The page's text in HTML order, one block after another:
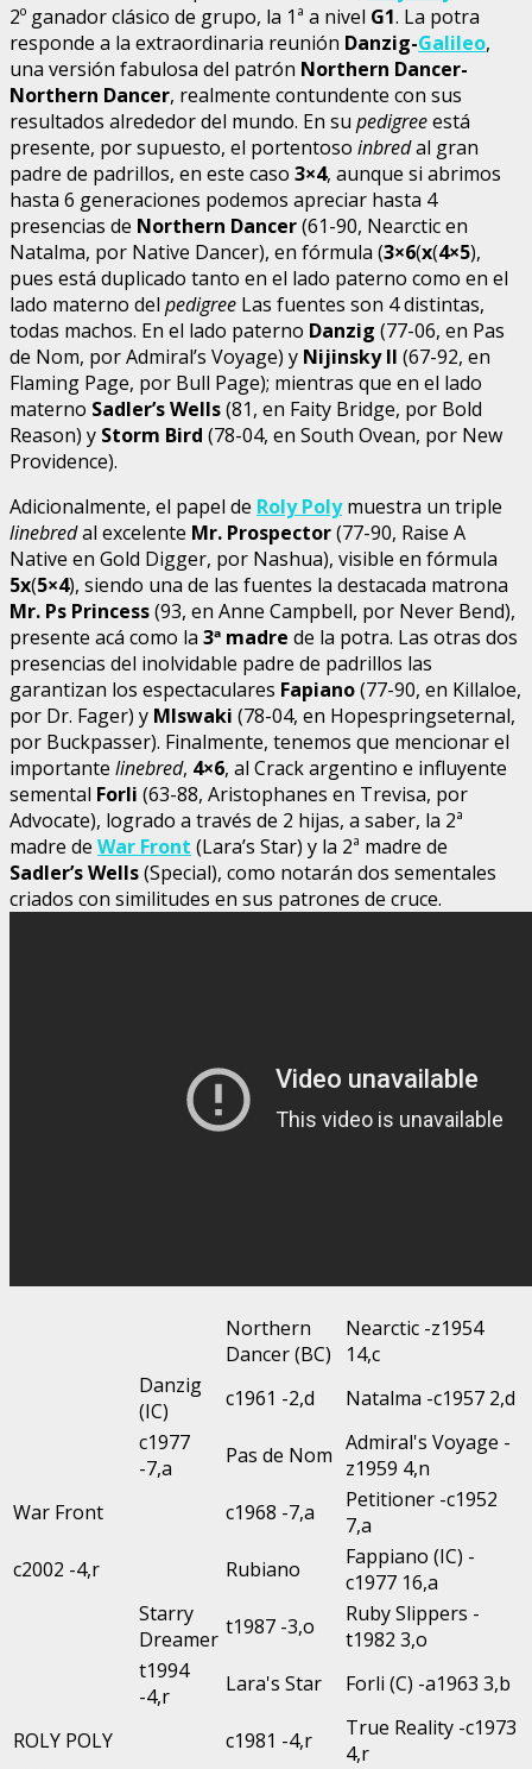
2º ganador clásico de grupo, la 1ª a nivel G1. La potra
responde a la extraordinaria reunión Danzig-Galileo,
una versión fabulosa del patrón Northern Dancer-
Northern Dancer, realmente contundente con sus
resultados alrededor del mundo. En su pedigreeestá
presente, por supuesto, el portentoso inbredal gran
padre de padrillos, en este caso 3×4, aunque si abrimos
hasta 6 generaciones podemos apreciar hasta 4
presencias de Northern Dancer(61-90, Nearctic en
Natalma, por Native Dancer), en fórmula (3×6(x(4×5),
pues está duplicado tanto en el lado paterno como en el
lado materno del pedigree Las fuentes son 4 distintas,
todas machos. En el lado paterno Danzig (77-06, en Pas
de Nom, por Admiral’s Voyage) y Nijinsky II (67-92, en
Flaming Page, por Bull Page); mientras que en el lado
materno Sadler’s Wells(81, en Faity Bridge, por Bold
Reason) y Storm Bird (78-04, en South Ovean, por New
Providence).
Adicionalmente, el papel de Roly Polymuestra un triple
linebredal excelente Mr. Prospector(77-90, Raise A
Native en Gold Digger, por Nashua), visible en fórmula
5x(5×4), siendo una de las fuentes la destacada matrona
Mr. Ps Princess(93, en Anne Campbell, por Never Bend),
presente acá como la 3ª madre de la potra. Las otras dos
presencias del inolvidable padre de padrillos las
garantizan los espectaculares Fapiano(77-90, en Killaloe,
por Dr. Fager) y MIswaki (78-04, en Hopespringseternal,
por Buckpasser). Finalmente, tenemos que mencionar el
importante linebred, 4×6, al Crack argentino e influyente
semental Forli (63-88, Aristophanes en Trevisa, por
Advocate), logrado a través de 2 hijas, a saber, la 2ª
madre de War Front (Lara’s Star) y la 2ª madre de
Sadler’s Wells(Special), como notarán dos sementales
criados con similitudes en sus patrones de cruce.
Northern
Dancer (BC)
Nearctic -z1954
14,c
Danzig
(IC)
c1961 -2,d
Natalma -c1957 2,d
c1977
-7,a
Pas de Nom Admiral's Voyage -
z1959 4,n
War Front
c1968 -7,a
Petitioner -c1952
7,a
c2002 -4,r
Rubiano
Fappiano (IC) -
c1977 16,a
Starry
Dreamer t1987 -3,o
Ruby Slippers -
t1982 3,o
t1994
-4,r
Lara's Star Forli (C) -a1963 3,b
ROLY POLY c1981 -4,r
True Reality -c1973
4,r